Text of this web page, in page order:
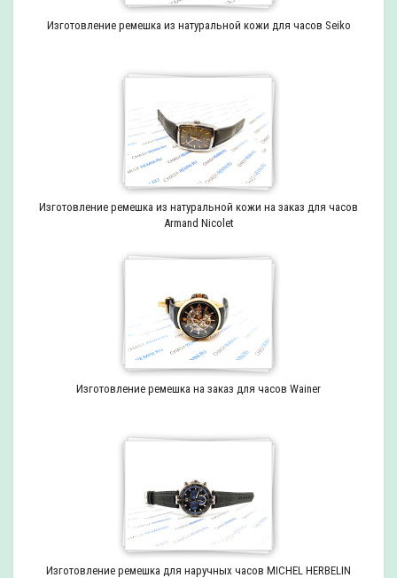
Изготовление ремешка из натуральной кожи для часов Seiko
Изготовление ремешка из натуральной кожи на заказ для часов
Armand Nicolet
Изготовление ремешка на заказ для часов Wainer
Изготовление ремешка для наручных часов MICHEL HERBELIN